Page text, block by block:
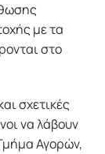
με τα
στο
σχετικές
να λάβουν
Αγορών,